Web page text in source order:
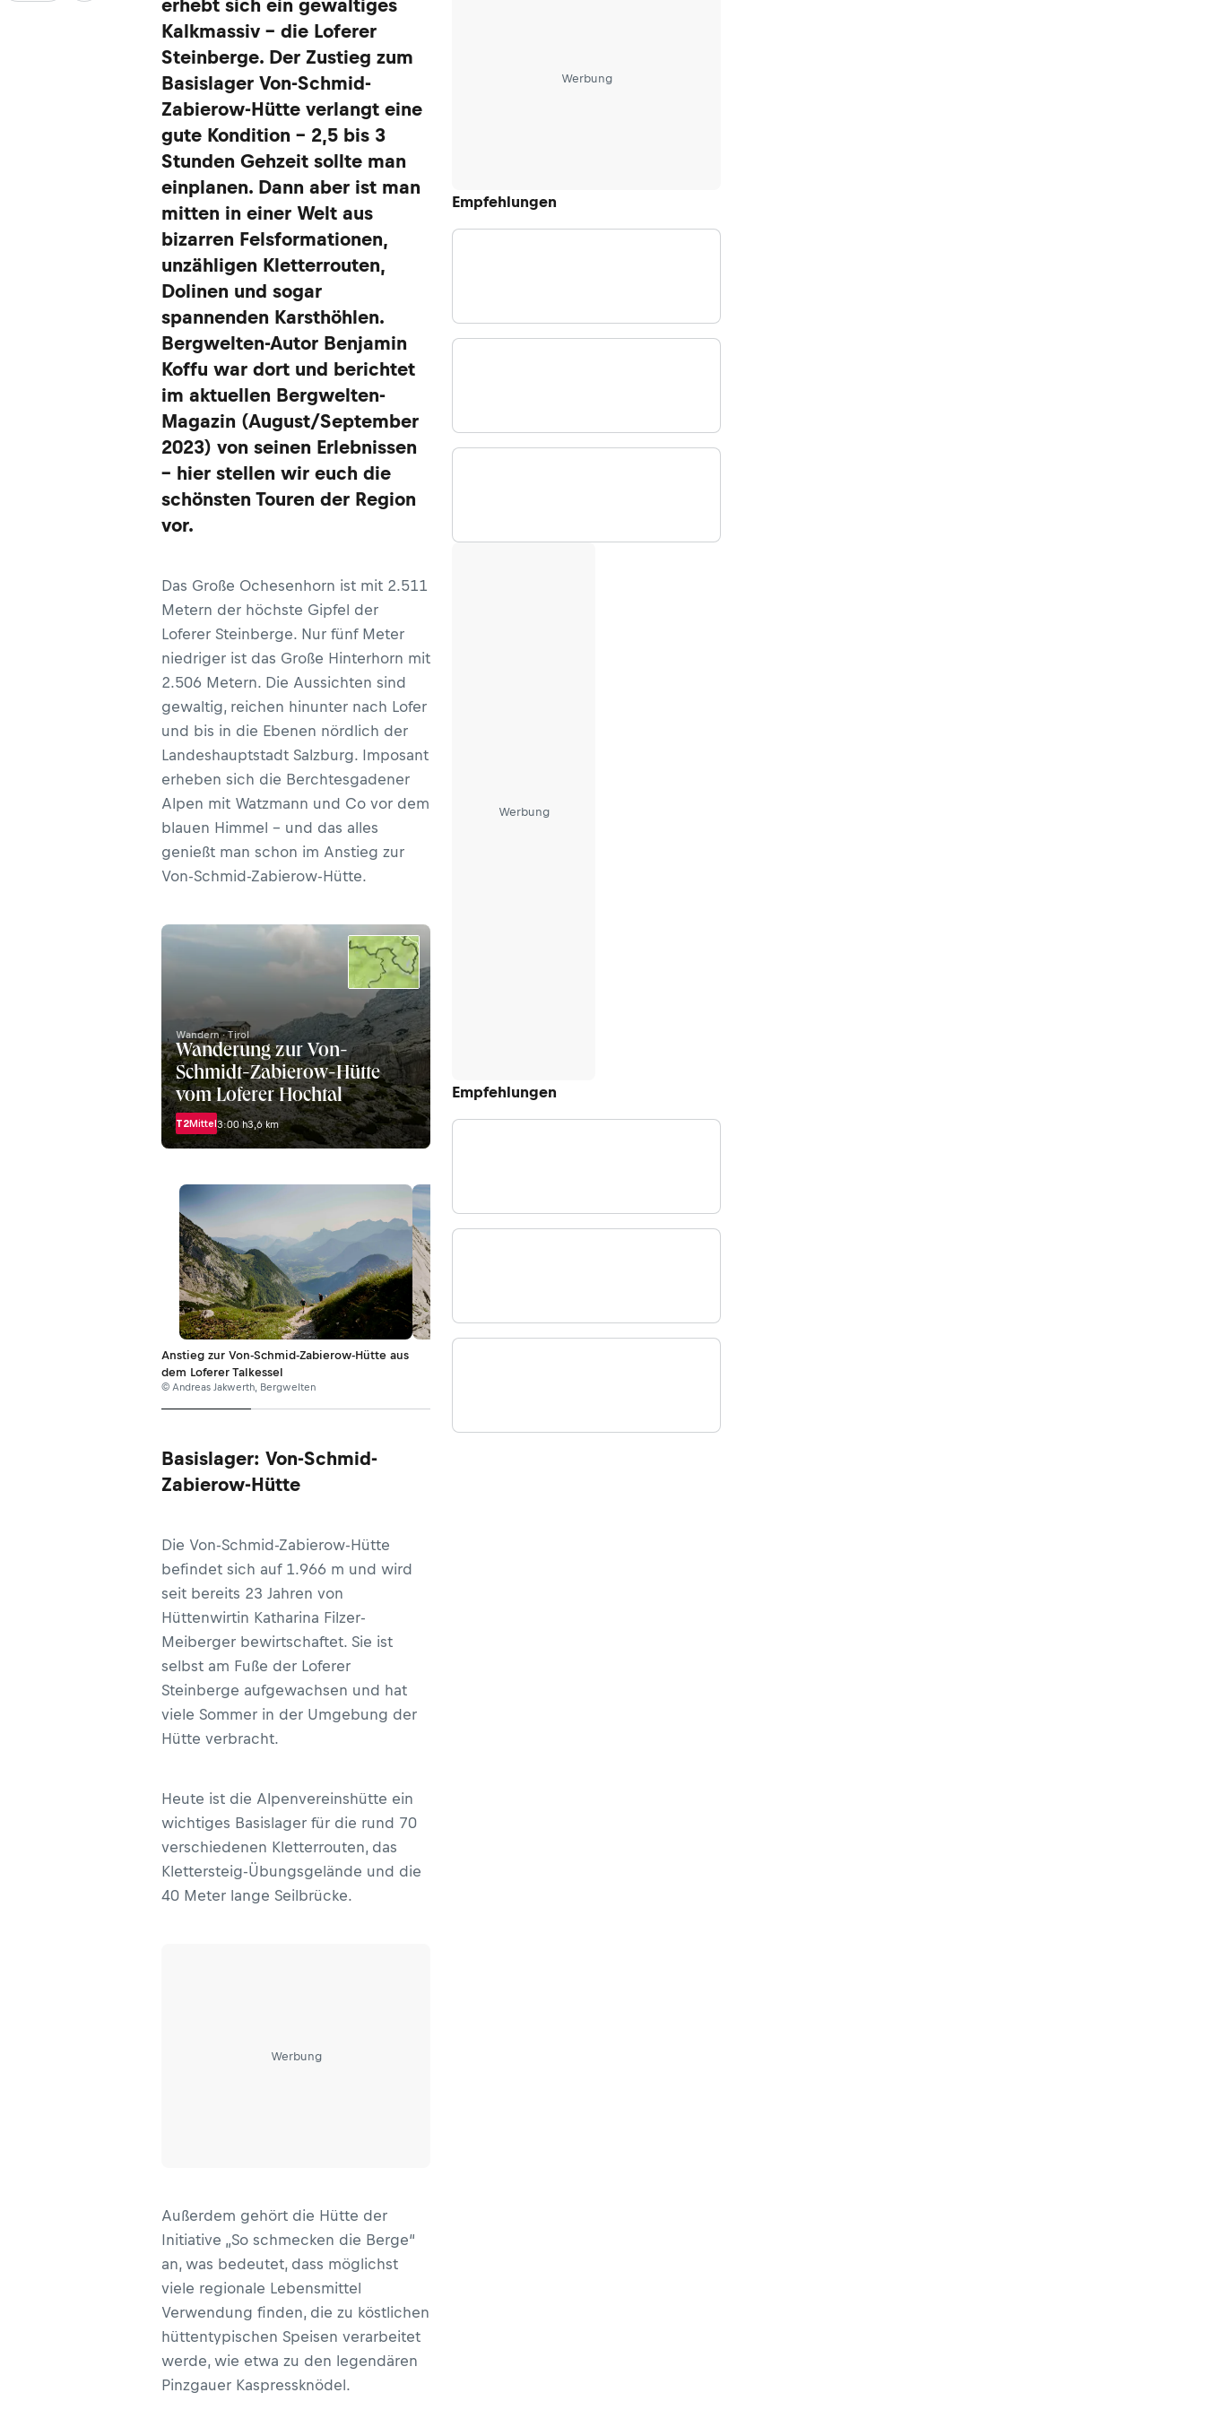
Werbung
Empfehlungen
Werbung
Empfehlungen
erhebt sich ein gewaltiges
Kalkmassiv – die Loferer
Steinberge. Der Zustieg zum
Basislager Von-Schmid-
Zabierow-Hütte verlangt eine
gute Kondition – 2,5 bis 3
Stunden Gehzeit sollte man
einplanen. Dann aber ist man
mitten in einer Welt aus
bizarren Felsformationen,
unzähligen Kletterrouten,
Dolinen und sogar
spannenden Karsthöhlen.
Bergwelten-Autor Benjamin
Koffu war dort und berichtet
im aktuellen Bergwelten-
Magazin (August/September
2023) von seinen Erlebnissen
– hier stellen wir euch die
schönsten Touren der Region
vor.
Das Große Ochesenhorn ist mit 2.511
Metern der höchste Gipfel der
Loferer Steinberge. Nur fünf Meter
niedriger ist das Große Hinterhorn mit
2.506 Metern. Die Aussichten sind
gewaltig, reichen hinunter nach Lofer
und bis in die Ebenen nördlich der
Landeshauptstadt Salzburg. Imposant
erheben sich die Berchtesgadener
Alpen mit Watzmann und Co vor dem
blauen Himmel – und das alles
genießt man schon im Anstieg zur
Von-Schmid-Zabierow-Hütte.
Wandern · Tirol
Wanderung zur Von-
Schmidt-Zabierow-Hütte
vom Loferer Hochtal
T2Mittel3:00 h3,6 km
Anstieg zur Von-Schmid-Zabierow-Hütte aus
dem Loferer Talkessel
© Andreas Jakwerth, Bergwelten
Basislager: Von-Schmid-
Zabierow-Hütte
Die Von-Schmid-Zabierow-Hütte
befindet sich auf 1.966 m und wird
seit bereits 23 Jahren von
Hüttenwirtin Katharina Filzer-
Meiberger bewirtschaftet. Sie ist
selbst am Fuße der Loferer
Steinberge aufgewachsen und hat
viele Sommer in der Umgebung der
Hütte verbracht.
Heute ist die Alpenvereinshütte ein
wichtiges Basislager für die rund 70
verschiedenen Kletterrouten, das
Klettersteig-Übungsgelände und die
40 Meter lange Seilbrücke.
Werbung
Außerdem gehört die Hütte der
Initiative „So schmecken die Berge“
an, was bedeutet, dass möglichst
viele regionale Lebensmittel
Verwendung finden, die zu köstlichen
hüttentypischen Speisen verarbeitet
werde, wie etwa zu den legendären
Pinzgauer Kaspressknödel.